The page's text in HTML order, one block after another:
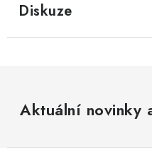
Diskuze
Aktuální novinky